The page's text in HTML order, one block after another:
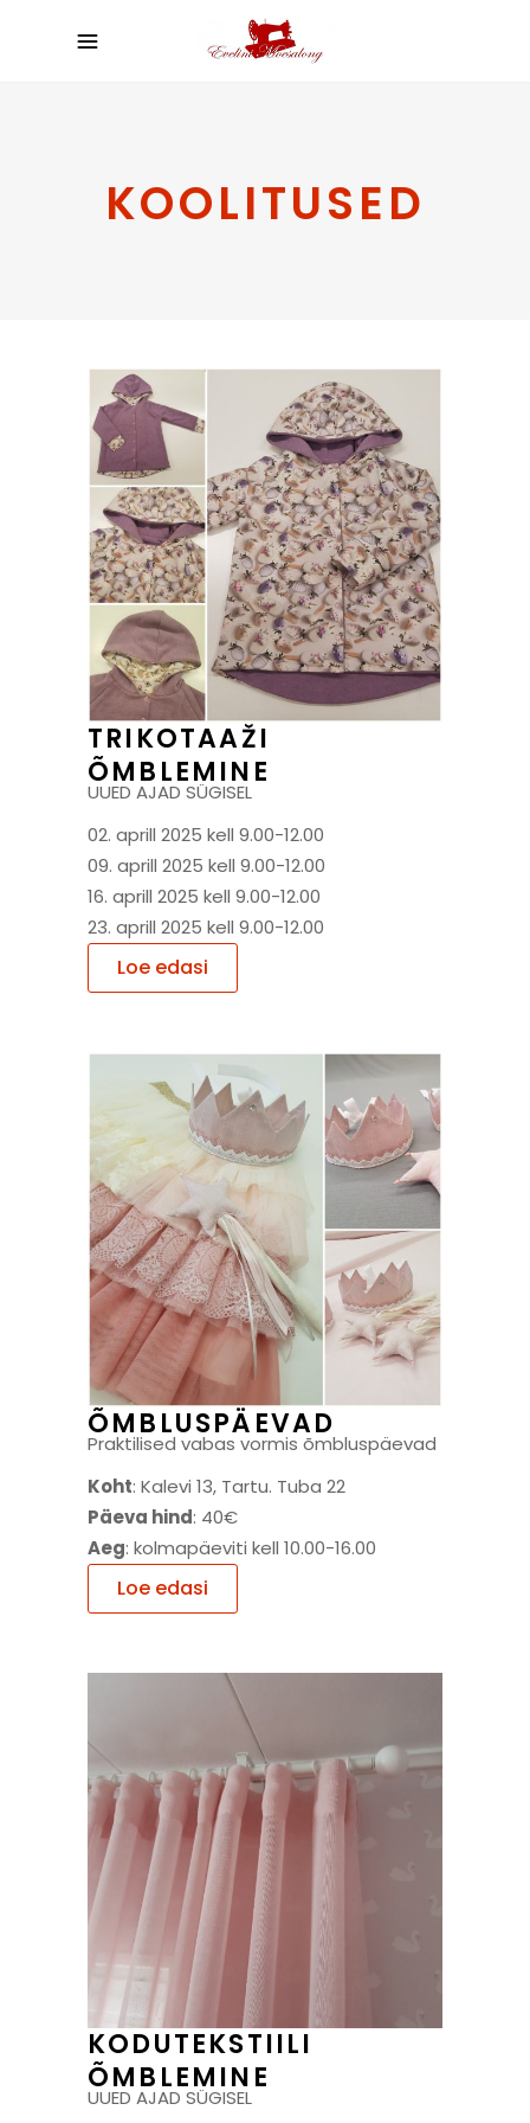
KOOLITUSED
TRIKOTAAŽI
ÕMBLEMINE
UUED AJAD SÜGISEL
02. aprill 2025 kell 9.00-12.00
09. aprill 2025 kell 9.00-12.00
16. aprill 2025 kell 9.00-12.00
23. aprill 2025 kell 9.00-12.00
Loe edasi
ÕMBLUSPÄEVAD
Praktilised vabas vormis õmbluspäevad
Koht: Kalevi 13, Tartu. Tuba 22
Päeva hind: 40€
Aeg: kolmapäeviti kell 10.00-16.00
Loe edasi
KODUTEKSTIILI
ÕMBLEMINE
UUED AJAD SÜGISEL